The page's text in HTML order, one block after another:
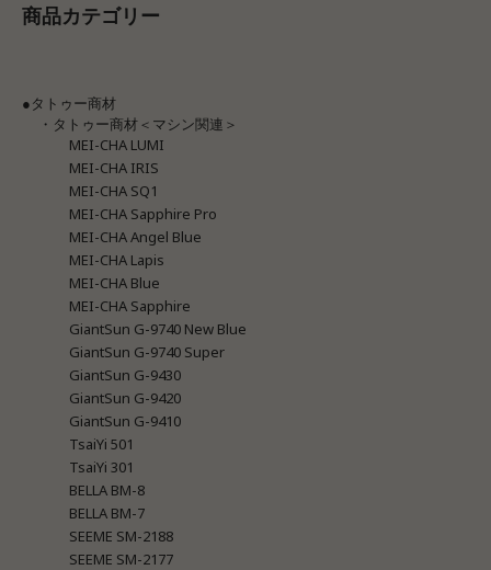
商品カテゴリー
●タトゥー商材
・タトゥー商材＜マシン関連＞
MEI-CHA LUMI
MEI-CHA IRIS
MEI-CHA SQ1
MEI-CHA Sapphire Pro
MEI-CHA Angel Blue
MEI-CHA Lapis
MEI-CHA Blue
MEI-CHA Sapphire
GiantSun G-9740 New Blue
GiantSun G-9740 Super
GiantSun G-9430
GiantSun G-9420
GiantSun G-9410
TsaiYi 501
TsaiYi 301
BELLA BM-8
BELLA BM-7
SEEME SM-2188
SEEME SM-2177